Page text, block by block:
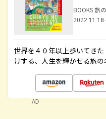
BOOKS 旅
2022.11.18
世界を４０年以上歩いてき
けする、人生を輝かせる旅
AD